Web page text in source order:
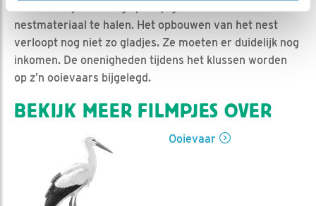
nestmateriaal te halen. Het opbouwen van het nest
verloopt nog niet zo gladjes. Ze moeten er duidelijk nog
inkomen. De onenigheden tijdens het klussen worden
op z’n ooievaars bijgelegd.
BEKIJK MEER FILMPJES OVER
Ooievaar